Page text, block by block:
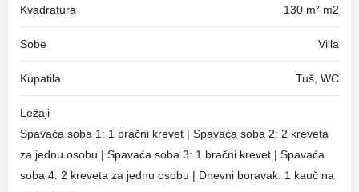
Kvadratura 130 m² m2
Sobe Villa
Kupatila Tuš, WC
Ležaji
Spavaća soba 1: 1 bračni krevet | Spavaća soba 2: 2 kreveta
za jednu osobu | Spavaća soba 3: 1 bračni krevet | Spavaća
soba 4: 2 kreveta za jednu osobu | Dnevni boravak: 1 kauč na